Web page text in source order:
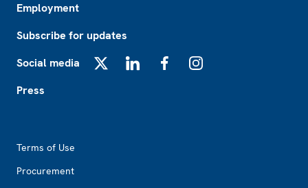
Employment
Subscribe for updates
Social media
Press
Terms of Use
Procurement